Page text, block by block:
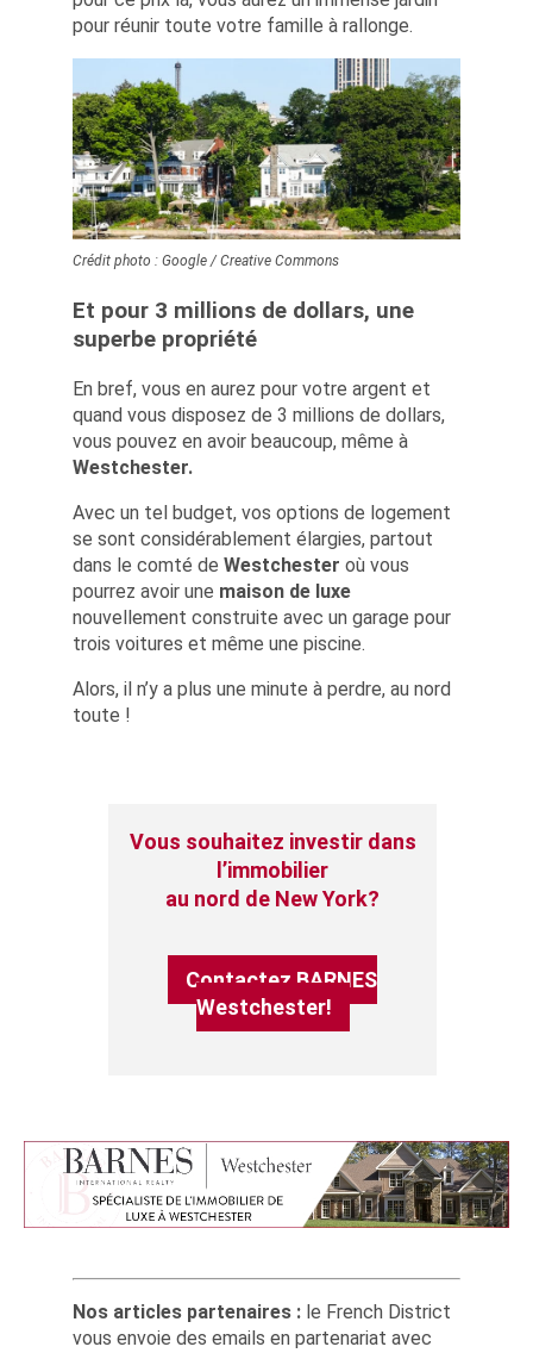
pour réunir toute votre famille à rallonge.
Crédit photo : Google / Creative Commons
Et pour 3 millions de dollars, une
superbe propriété
En bref, vous en aurez pour votre argent et
quand vous disposez de 3 millions de dollars,
vous pouvez en avoir beaucoup, même à
Westchester.
Avec un tel budget, vos options de logement
se sont considérablement élargies, partout
dans le comté de Westchester où vous
pourrez avoir une maison de luxe
nouvellement construite avec un garage pour
trois voitures et même une piscine.
Alors, il n’y a plus une minute à perdre, au nord
toute !
Vous souhaitez investir dans
l’immobilier
au nord de New York?
Contactez BARNES
Westchester!
Nos articles partenaires : le French District
vous envoie des emails en partenariat avec